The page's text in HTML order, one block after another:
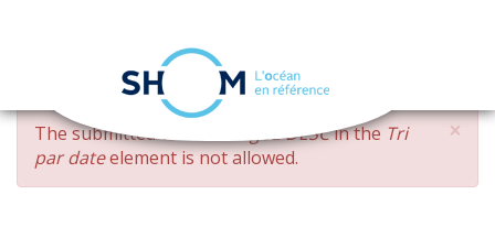
Skip
main
content
navigation
×
ERROR
MESSAGE
The submitted value changed DESCin the Tri
par dateelement is not allowed.